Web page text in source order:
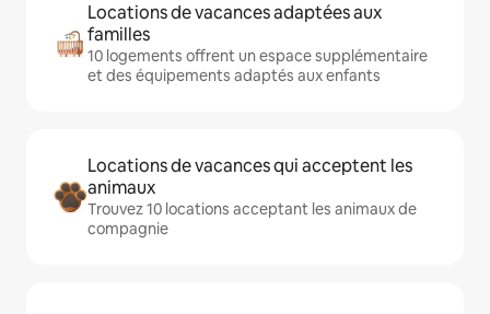
Locations de vacances adaptées aux
familles
10 logements offrent un espace supplémentaire
et des équipements adaptés aux enfants
Locations de vacances qui acceptent les
animaux
Trouvez 10 locations acceptant les animaux de
compagnie